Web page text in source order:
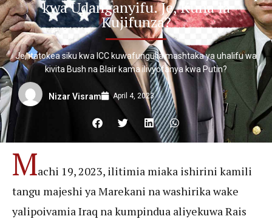
kwa Udanganyifu. Je, Kuna la
Kujifunza?
Je, itatokea siku kwa ICC kuwafungulia mashtaka ya uhalifu wa
kivita Bush na Blair kama ilivyofanya kwa Putin?
Nizar Visram April 4, 2023
Machi 19, 2023, ilitimia miaka ishirini kamili
tangu majeshi ya Marekani na washirika wake
yalipoivamia Iraq na kumpindua aliyekuwa Rais